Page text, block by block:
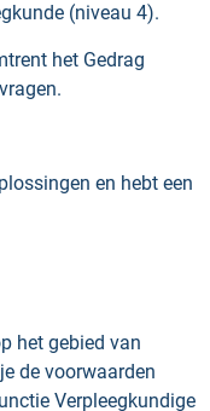
(niveau 4).
het Gedrag
en hebt een
het gebied van
de voorwaarden
Verpleegkundige